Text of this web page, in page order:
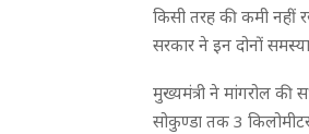
किसी तरह की कमी नहीं
सरकार ने इन दोनों
मुख्यमंत्री ने मांगरोल की
सोकुण्डा तक 3